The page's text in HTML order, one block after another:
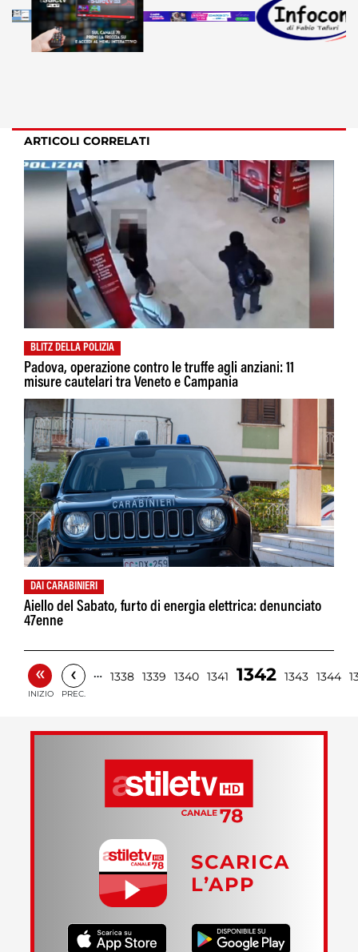
ARTICOLI CORRELATI
BLITZ DELLA POLIZIA
Padova, operazione contro le truffe agli anziani: 11
misure cautelari tra Veneto e Campania
DAI CARABINIERI
Aiello del Sabato, furto di energia elettrica: denunciato
47enne
«
INIZIO
‹
PREC.
… 1338 1339 1340 1341 1342 1343 1344
SCARICA
L’APP